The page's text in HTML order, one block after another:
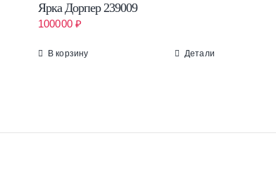
Ярка Дорпер 239009
100000₽
В корзину Детали